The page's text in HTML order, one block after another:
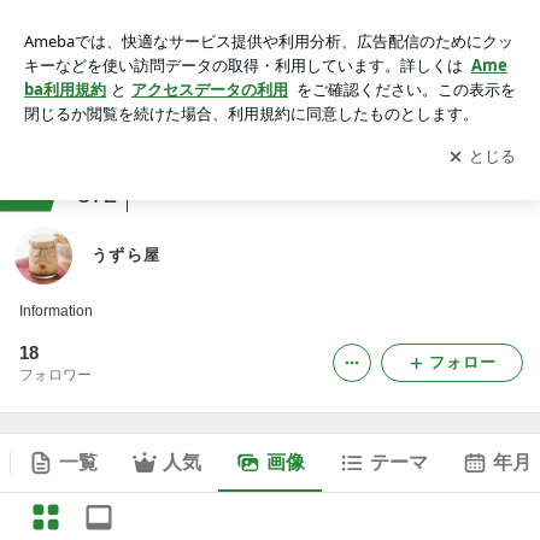
アプリをダウンロードして ブログの更新通知
を受け取りまし
ょう。
開く
372
うずら屋
Information
18
フォロワー
フォロー
一覧 人気 画像 テーマ 年月